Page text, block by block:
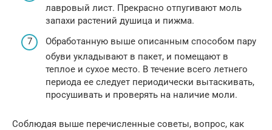
лавровый лист. Прекрасно отпугивают моль
запахи растений душица и пижма.
Обработанную выше описанным способом пару
обуви укладывают в пакет, и помещают в
теплое и сухое место. В течение всего летнего
периода ее следует периодически вытаскивать,
просушивать и проверять на наличие моли.
Соблюдая выше перечисленные советы, вопрос, как